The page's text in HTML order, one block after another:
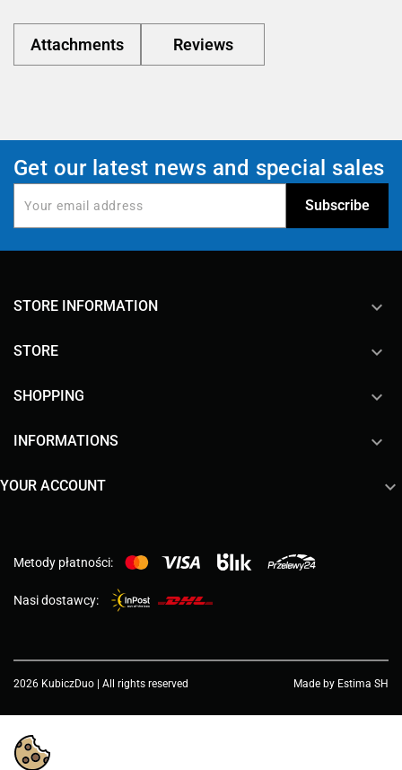
Attachments Reviews
Get our latest news and special sales
STORE INFORMATION keyboard_arrow_down
STORE 
SHOPPING 
INFORMATIONS 
YOUR ACCOUNT 
Metody płatności:
Nasi dostawcy:
2026 KubiczDuo | All rights reserved Made by Estima SH